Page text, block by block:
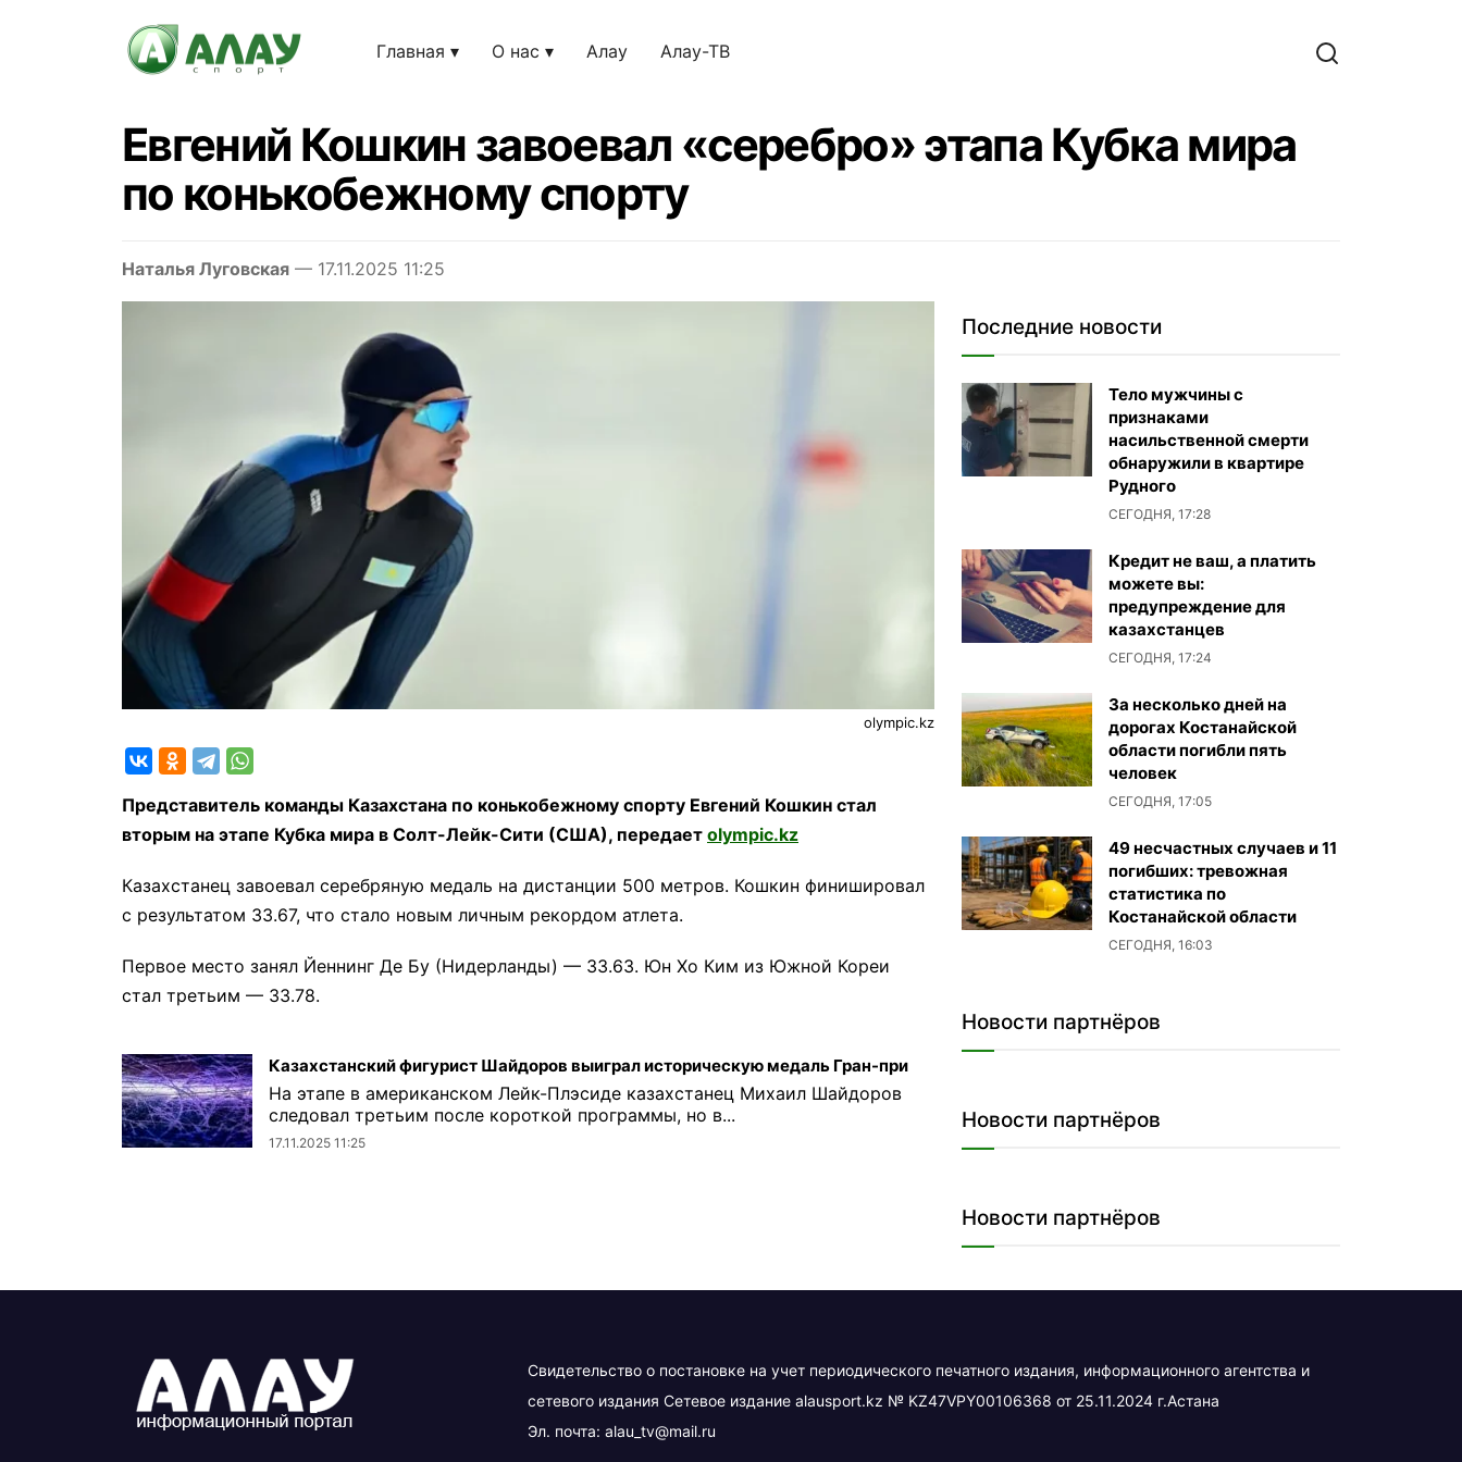
Главная О нас Алау Алау-ТВ
Евгений Кошкин завоевал «серебро» этапа Кубка мира
по конькобежному спорту
Наталья Луговская — 17.11.2025 11:25
olympic.kz
Представитель команды Казахстана по конькобежному спорту Евгений Кошкин стал
вторым на этапе Кубка мира в Солт-Лейк-Сити (США), передает olympic.kz
Казахстанец завоевал серебряную медаль на дистанции 500 метров. Кошкин финишировал
с результатом 33.67, что стало новым личным рекордом атлета.
Первое место занял Йеннинг Де Бу (Нидерланды) — 33.63. Юн Хо Ким из Южной Кореи
стал третьим — 33.78.
Казахстанский фигурист Шайдоров выиграл историческую медаль Гран-при
На этапе в американском Лейк-Плэсиде казахстанец Михаил Шайдоров
следовал третьим после короткой программы, но в...
17.11.2025 11:25
Последние новости
Тело мужчины с
признаками
насильственной смерти
обнаружили в квартире
Рудного
СЕГОДНЯ, 17:28
Кредит не ваш, а платить
можете вы:
предупреждение для
казахстанцев
СЕГОДНЯ, 17:24
За несколько дней на
дорогах Костанайской
области погибли пять
человек
СЕГОДНЯ, 17:05
49 несчастных случаев и 11
погибших: тревожная
статистика по
Костанайской области
СЕГОДНЯ, 16:03
Новости партнёров
Новости партнёров
Новости партнёров
Свидетельство о постановке на учет периодического печатного издания, информационного агентства и
сетевого издания Сетевое издание alausport.kz № KZ47VPY00106368 от 25.11.2024 г.Астана
Эл. почта:alau_tv@mail.ru